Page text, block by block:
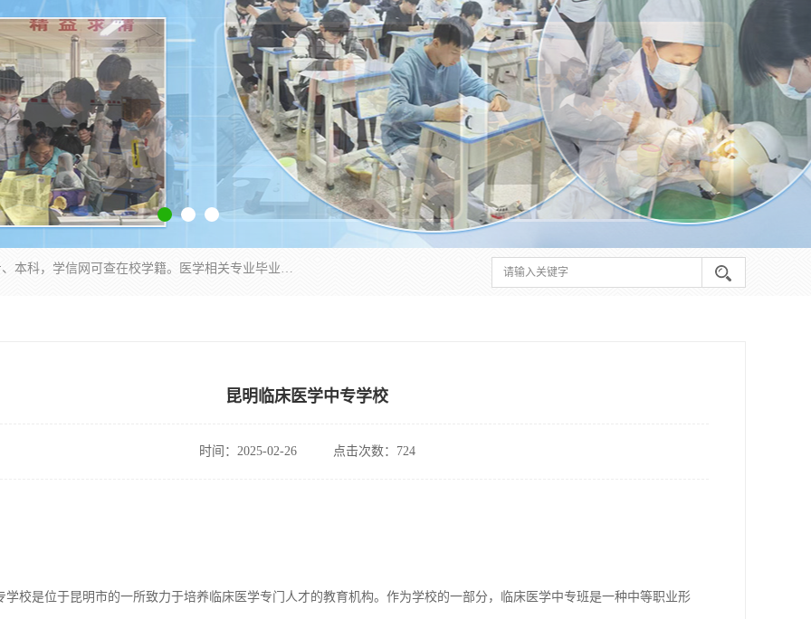
通过医学类院校正规录取从而获取统招全日制大专、本科，学信网可查在校学籍。医学相关专业毕业后可参加执业助理医师与执业医师证书考试（如口腔医学、临床医学、中医学等专业）.
昆明临床医学中专学校
时间：2025-02-26 点击次数：724
学校是位于昆明市的一所致力于培养临床医学专门人才的教育机构。作为学校的一部分，临床医学中专班是一种中等职业形